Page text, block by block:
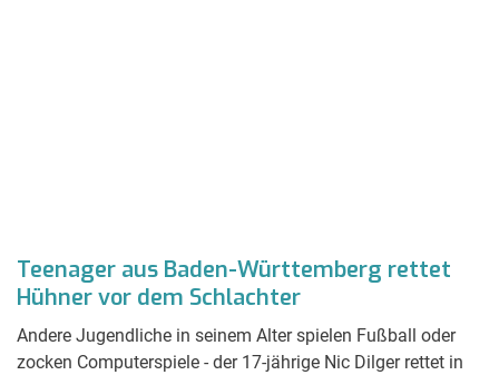
Teenager aus Baden-Württemberg rettet
Hühner vor dem Schlachter
Andere Jugendliche in seinem Alter spielen Fußball oder
zocken Computerspiele - der 17-jährige Nic Dilger rettet in